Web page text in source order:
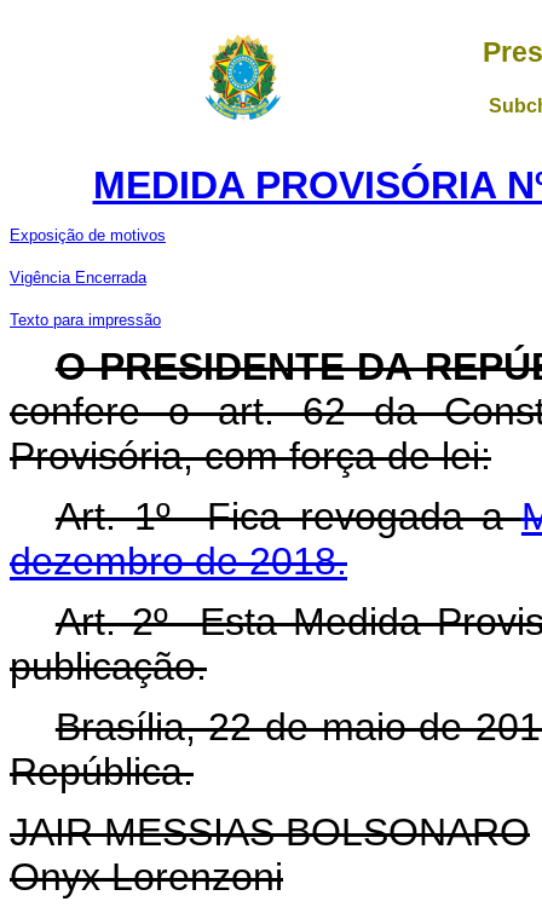
MEDIDA PROVISÓRIA
Exposição de motivos
Vigência Encerrada
Texto para impressão
O PRESIDENTE DA
confere o art. 62 da
Provisória, com força de lei:
Art. 1º Fica revogada a
dezembro de 2018.
Art. 2º Esta Medida
publicação.
Brasília, 22 de maio de
República.
JAIR MESSIAS BOLSONARO
Onyx Lorenzoni